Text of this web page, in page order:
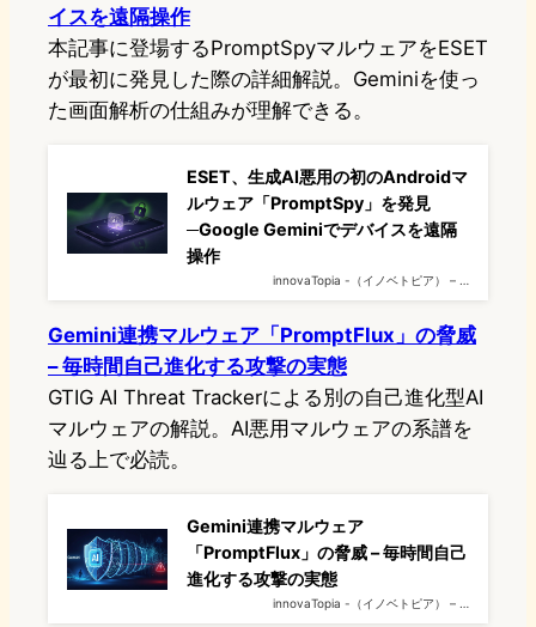
イスを遠隔操作
本記事に登場するPromptSpyマルウェアをESET
が最初に発見した際の詳細解説。Geminiを使っ
た画面解析の仕組みが理解できる。
ESET、生成AI悪用の初のAndroidマ
ルウェア「PromptSpy」を発見
─Google Geminiでデバイスを遠隔
操作
innovaTopia -（イノベトピア） – …
Gemini連携マルウェア「PromptFlux」の脅威
– 毎時間自己進化する攻撃の実態
GTIG AI Threat Trackerによる別の自己進化型AI
マルウェアの解説。AI悪用マルウェアの系譜を
辿る上で必読。
Gemini連携マルウェア
「PromptFlux」の脅威 – 毎時間自己
進化する攻撃の実態
innovaTopia -（イノベトピア） – …